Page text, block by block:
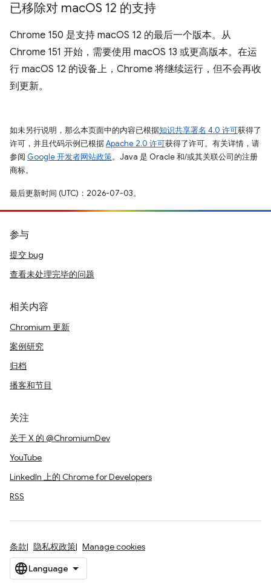
已移除对 macOS 12 的支持
Chrome 150 是支持 macOS 12 的最后一个版本。从
Chrome 151 开始，需要使用 macOS 13 或更高版本。在运
行 macOS 12 的设备上，Chrome 将继续运行，但不会再收
到更新。
如未另行说明，那么本页面中的内容已根据知识共享署名 4.0 许可获得了
许可，并且代码示例已根据Apache 2.0 许可获得了许可。有关详情，请
参阅 Google 开发者网站政策。Java 是 Oracle 和/或其关联公司的注册
商标。
最后更新时间 (UTC)：2026-07-03。
参与
提交 bug
查看未处理完毕的问题
相关内容
Chromium 更新
案例研究
归档
播客和节目
关注
关于 X 的 @ChromiumDev
YouTube
LinkedIn 上的 Chrome for Developers
RSS
条款 隐私权政策 Manage cookies